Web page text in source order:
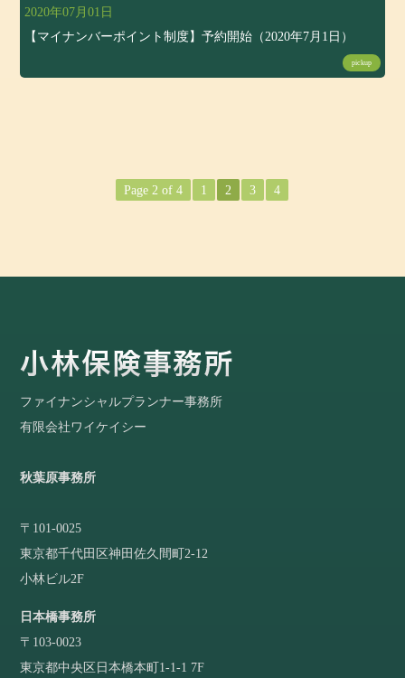
2020年07月01日
【マイナンバーポイント制度】予約開始（2020年7月1日）
pickup
Page 2 of 4 1 2 3 4
ファイナンシャルプランナー事務所
有限会社ワイケイシー
秋葉原事務所
〒101-0025
東京都千代田区神田佐久間町2-12
小林ビル2F
日本橋事務所
〒103-0023
東京都中央区日本橋本町1-1-1 7F